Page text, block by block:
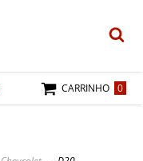
CARRINHO 0